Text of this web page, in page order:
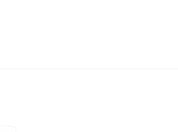
放在首
，致力
作领
是经国
在专利
会上，
代理师